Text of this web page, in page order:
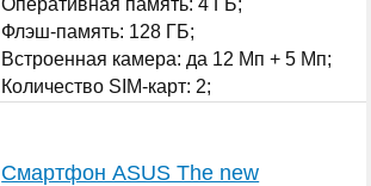
Флэш-память: 128 ГБ;
Встроенная камера: да 12 Мп + 5 Мп;
Количество SIM-карт: 2;
Смартфон ASUS The new